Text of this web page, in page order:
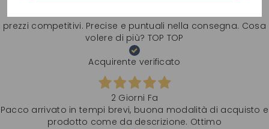
prezzi competitivi. Precise e puntuali nella consegna. Cosa
volere di più? TOP TOP
Acquirente verificato
2 Giorni Fa
Pacco arrivato in tempi brevi, buona modalità di acquisto e
prodotto come da descrizione. Ottimo